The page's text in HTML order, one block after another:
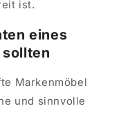
ist.
eines
Markenmöbel
und sinnvolle